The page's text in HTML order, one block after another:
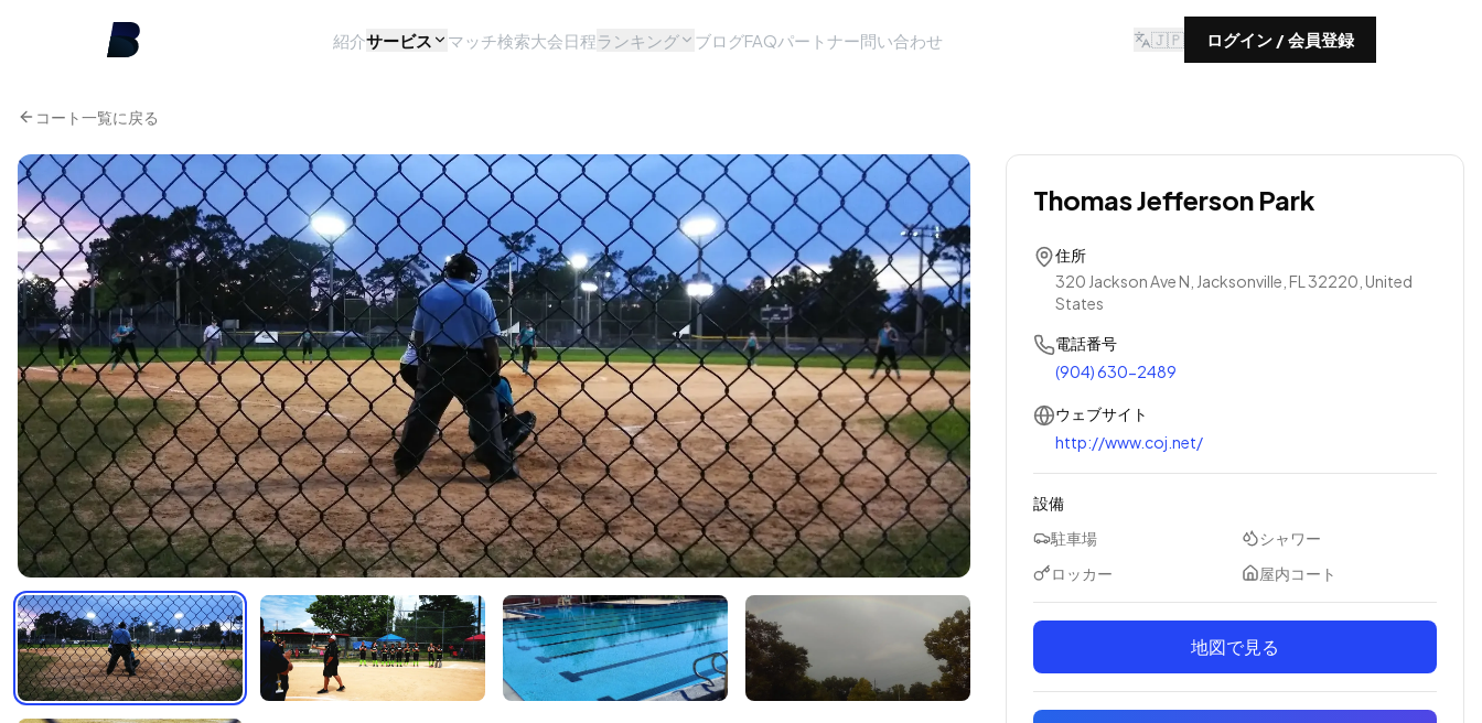
紹介サービス マッチ検索大会日程ランキング ブログFAQパートナー問い合わせ 🇯🇵 ログイン / 会員登録
コート一覧に戻る
Thomas Jefferson Park
住所
320 Jackson Ave N, Jacksonville, FL 32220, United
States
電話番号
(904) 630-2489
ウェブサイト
http://www.coj.net/
設備
駐車場
シャワー
ロッカー
屋内コート
地図で見る